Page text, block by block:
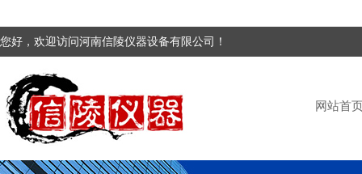
您好，欢迎访问河南信陵仪器设备有限公司！
网站首